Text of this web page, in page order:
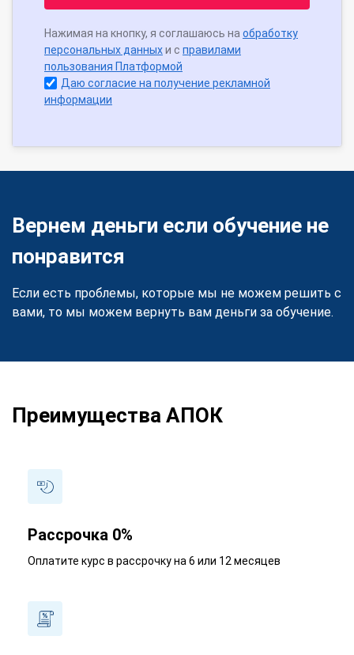
Нажимая на кнопку, я соглашаюсь на обработку
персональных данныхи с правилами
пользования Платформой
Даю согласие на получение рекламной
информации
Вернем деньги если обучение не
понравится
Если есть проблемы, которые мы не можем решить с
вами, то мы можем вернуть вам деньги за обучение.
Преимущества АПОК
Рассрочка 0%
Оплатите курс в рассрочку на 6 или 12 месяцев